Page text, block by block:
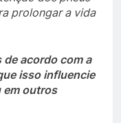
prolongar a vida
de acordo com a
isso influencie
em outros